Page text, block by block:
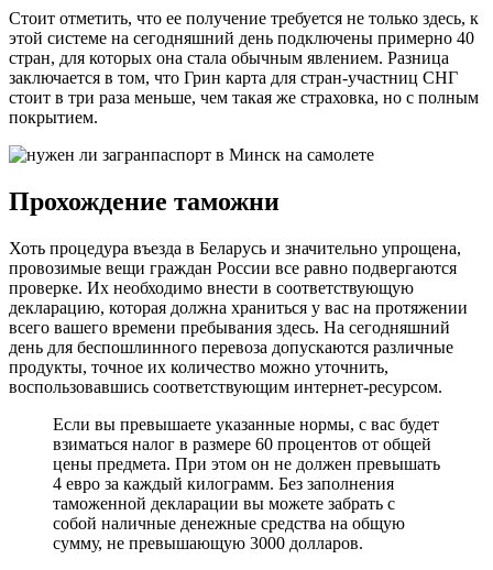
Стоит отметить, что ее получение требуется не только здесь, к
этой системе на сегодняшний день подключены примерно 40
стран, для которых она стала обычным явлением. Разница
заключается в том, что Грин карта для стран-участниц СНГ
стоит в три раза меньше, чем такая же страховка, но с полным
покрытием.
Прохождение таможни
Хоть процедура въезда в Беларусь и значительно упрощена,
провозимые вещи граждан России все равно подвергаются
проверке. Их необходимо внести в соответствующую
декларацию, которая должна храниться у вас на протяжении
всего вашего времени пребывания здесь. На сегодняшний
день для беспошлинного перевоза допускаются различные
продукты, точное их количество можно уточнить,
воспользовавшись соответствующим интернет-ресурсом.
Если вы превышаете указанные нормы, с вас будет
взиматься налог в размере 60 процентов от общей
цены предмета. При этом он не должен превышать
4 евро за каждый килограмм. Без заполнения
таможенной декларации вы можете забрать с
собой наличные денежные средства на общую
сумму, не превышающую 3000 долларов.